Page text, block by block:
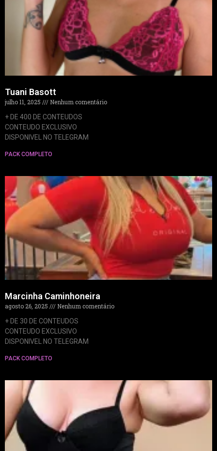
Tuani Basott
julho 11, 2025
Nenhum comentário
+ DE 400 DE CONTEUDOS
CONTEUDO EXCLUSIVO
DISPONIVEL NO TELEGRAM
PACK COMPLETO
Marcinha Caminhoneira
agosto 26, 2025
Nenhum comentário
+ DE 30 DE CONTEUDOS
CONTEUDO EXCLUSIVO
DISPONIVEL NO TELEGRAM
PACK COMPLETO